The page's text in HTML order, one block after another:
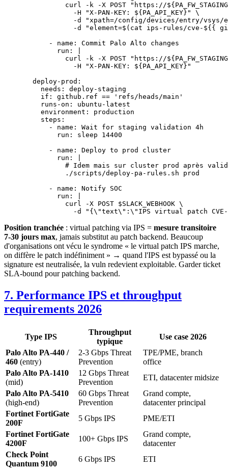
curl -k -X POST "https://
            -H "X-PAN-KEY: ${PA_API_KEY}" \
-d "xpath=/config/devices/entry/vsys/
-d "element=$(cat ips-rules/cve-${{
      -
name : Commit Palo Alto changes
        run
:
curl -k -X POST "https://
            -H "X-PAN-KEY: ${PA_API_KEY}"
  deploy-prod
:
    needs
: deploy-staging
    if
: github.ref == 'refs/heads/main'
    runs-on
: ubuntu-latest
    environment
: production
    steps
:
      -
name : Wait for staging validation 4h
        run
: sleep 14400
      -
name : Deploy to prod cluster
        run
:
# Idem mais sur cluster prod après
          ./scripts/deploy-pa-rules.sh prod
      -
name : Notify SOC
        run
:
          curl -X POST $SLACK_WEBHOOK \
-d "{\"text\":\"IPS virtual patch
Position tranchée : virtual patching via IPS = mesure transitoire
7-30 jours max, jamais substitut au patch backend. Beaucoup
d'organisations ont vécu le syndrome « le virtual patch IPS marche,
on diffère le patch indéfiniment » → quand l'IPS est bypassé ou la
signature est neutralisée, la vuln redevient exploitable. Garder ticket
SLA-bound pour patching backend.
7. Performance IPS et throughput
requirements 2026
Type IPS
Throughput
typique
Use case 2026
Palo Alto PA-440 /
460 (entry)
2-3 Gbps Threat
Prevention
TPE/PME, branch
office
Palo Alto PA-1410
(mid)
12 Gbps Threat
Prevention
ETI, datacenter midsize
Palo Alto PA-5410
(high-end)
60 Gbps Threat
Prevention
Grand compte,
datacenter principal
Fortinet FortiGate
200F
5 Gbps IPS
PME/ETI
Fortinet FortiGate
4200F
100+ Gbps IPS
Grand compte,
datacenter
Check Point
Quantum 9100
6 Gbps IPS
ETI